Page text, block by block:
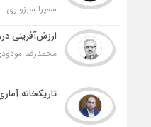
سمیرا سبزواری
ارزش‌آفرینی
محمدرضا
تاریکخانه